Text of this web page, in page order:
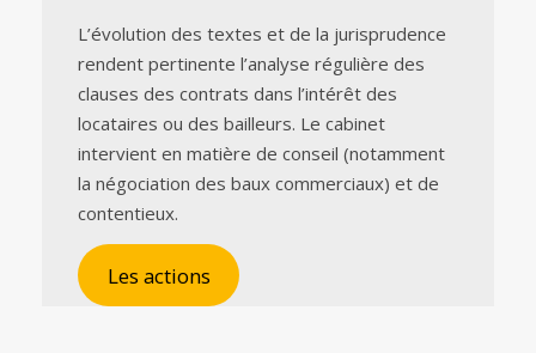
L’évolution des textes et de la jurisprudence
rendent pertinente l’analyse régulière des
clauses des contrats dans l’intérêt des
locataires ou des bailleurs. Le cabinet
intervient en matière de conseil (notamment
la négociation des baux commerciaux) et de
contentieux.
Les actions